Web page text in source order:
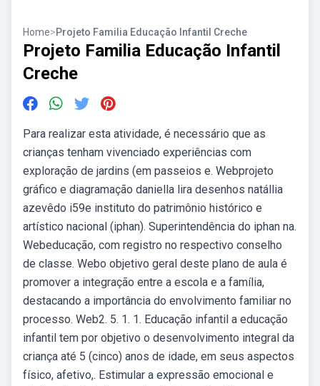
Home>Projeto Familia Educação Infantil Creche
Projeto Familia Educação Infantil
Creche
Para realizar esta atividade, é necessário que as
crianças tenham vivenciado experiências com
exploração de jardins (em passeios e. Webprojeto
gráfico e diagramação daniella lira desenhos natállia
azevêdo i59e instituto do patrimônio histórico e
artístico nacional (iphan). Superintendência do iphan na.
Webeducação, com registro no respectivo conselho
de classe. Webo objetivo geral deste plano de aula é
promover a integração entre a escola e a família,
destacando a importância do envolvimento familiar no
processo. Web2. 5. 1. 1. Educação infantil a educação
infantil tem por objetivo o desenvolvimento integral da
criança até 5 (cinco) anos de idade, em seus aspectos
físico, afetivo,. Estimular a expressão emocional e